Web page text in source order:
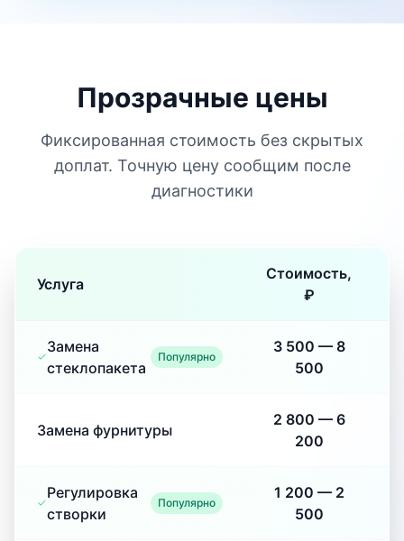
Прозрачные цены
Фиксированная стоимость без скрытых
доплат. Точную цену сообщим после
диагностики
Услуга
Стоимость,
₽
Замена
стеклопакета
Популярно
3 500 — 8
500
Замена фурнитуры
2 800 — 6
200
Регулировка
створки
Популярно
1 200 — 2
500